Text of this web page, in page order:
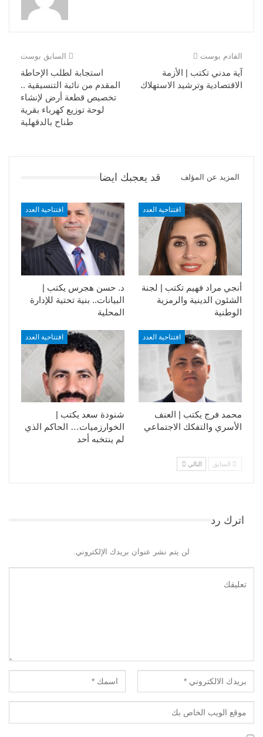
السابق بوست
استجابة لطلب الإحاطة
المقدم من نائبة التنسيقية ..
تخصيص قطعة أرض لإنشاء
لوحة توزيع كهرباء بقرية
طناح بالدقهلية
القادم بوست
آية مدني تكتب | الأزمة
الاقتصادية وترشيد الاستهلاك
قد يعجبك ايضا المزيد عن المؤلف
افتتاحية العدد
د. حسن هجرس يكتب |
البيانات.. بنية تحتية للإدارة
المحلية
افتتاحية العدد
أنجي مراد فهيم تكتب | لجنة
الشئون الدينية والرمزية
الوطنية
افتتاحية العدد
شنودة سعد يكتب |
الخوارزميات… الحاكم الذي
لم ينتخبه أحد
افتتاحية العدد
محمد فرج يكتب | العنف
الأسري والتفكك الاجتماعي
السابق التالي
اترك رد
لن يتم نشر عنوان بريدك الإلكتروني.